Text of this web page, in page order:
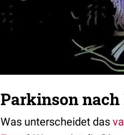
Parkinson
Was unterscheidet das